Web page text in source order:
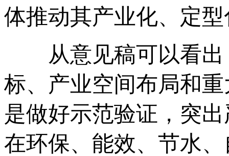
体推动其产业化、定
从意见稿可以看出
标、产业空间布局和
是做好示范验证，突
在环保、能效、节水